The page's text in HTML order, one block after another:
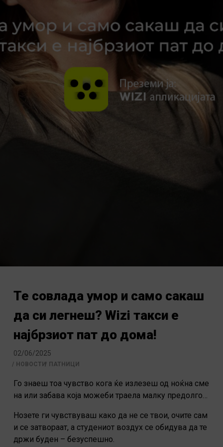
Те совлада умор и само сакаш
да си легнеш? Wizi такси е
најбрзиот пат до дома!
02/06/2025
НОВОСТИ ПАТНИЦИ
Го знаеш тоа чувство кога ќе излезеш од ноќна сме
на или забава која можеби траела малку предолго…
Нозете ги чувствуваш како да не се твои, очите сам
и се затвораат, а студениот воздух се обидува да те
држи буден – безуспешно.